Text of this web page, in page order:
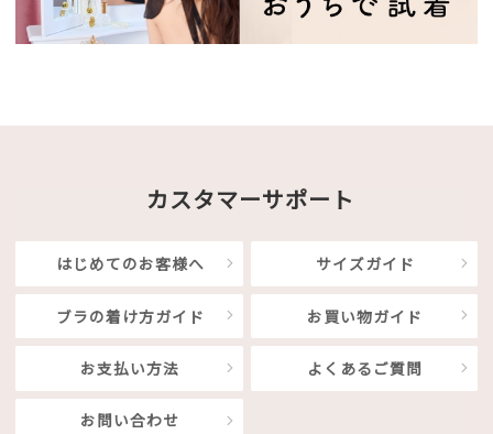
カスタマーサポート
はじめてのお客様へ サイズガイド
ブラの着け方ガイド お買い物ガイド
お支払い方法 よくあるご質問
お問い合わせ